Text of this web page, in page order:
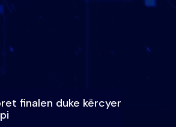
finalen duke kërcyer